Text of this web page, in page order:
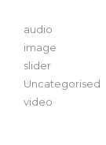
audio
image
slider
Uncategorised
video